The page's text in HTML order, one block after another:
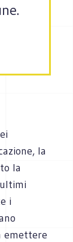
la
la
i
emettere